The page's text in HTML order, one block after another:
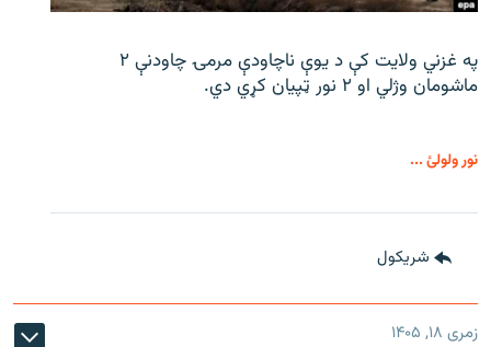
په غزني ولایت کې د یوې ناچاودې مرمۍ چاودنې ۲
ماشومان وژلي او ۲ نور ټپیان کړي دي.
نور ولولئ ...
شريکول
زمری ۱۸, ۱۴۰۵